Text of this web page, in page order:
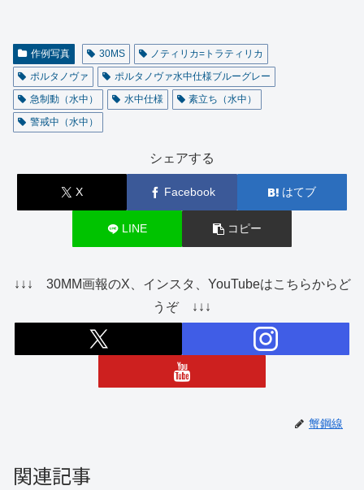
作例写真 30MS
ノティリカ=トラティリカ
ポルタノヴァ
ポルタノヴァ水中仕様ブルーグレー
急制動（水中）
水中仕様
素立ち（水中）
警戒中（水中）
シェアする
X Facebook はてブ
LINE コピー
↓↓↓ 30MM画報のX、インスタ、YouTubeはこちらからど
うぞ ↓↓↓
蟹鋼線
関連記事